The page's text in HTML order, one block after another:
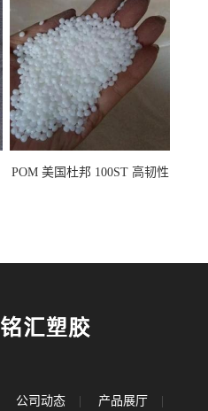
POM 美国杜邦 100ST 高韧性
公司动态 | 产品展厅 |